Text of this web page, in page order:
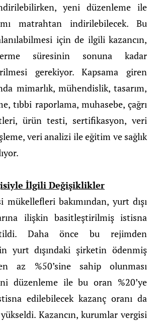
yeni düzenleme ile
matrahtan indirilebilecek. Bu
için de ilgili kazancın,
süresinin sonuna kadar
gerekiyor. Kapsama giren
mimarlık, mühendislik, tasarım,
tıbbi raporlama, muhasebe, çağrı
ürün testi, sertifikasyon, veri
veri analizi ile eğitim ve sağlık
İlgili Değişiklikler
bakımından, yurt dışı
ilişkin basitleştirilmiş istisna
Daha önce bu rejimden
yurt dışındaki şirketin ödenmiş
az %50’sine sahip olunması
düzenleme ile bu oran %20’ye
edilebilecek kazanç oranı da
yükseldi. Kazancın, kurumlar vergisi